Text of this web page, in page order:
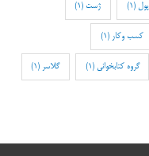
پول (1) ژست(1)
کسب وکار (1)
گروه کتابخوانی (1) گلاسر (1)